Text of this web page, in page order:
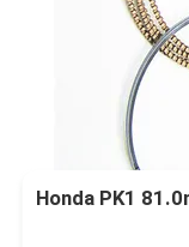
Honda PK1